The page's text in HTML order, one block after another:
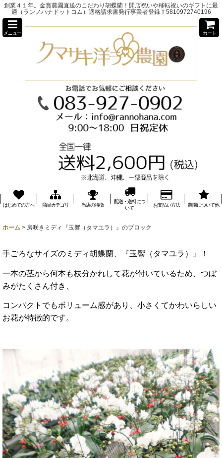
創業４１年。金賞農園直送のこだわり胡蝶蘭！開店祝いや移転祝いのギフトに最
適（ランノハナドットコム）適格請求書発行事業者登録Ｔ5810972740196
メニュー カート
はじめての方へ 商品カテゴリ 当店の特徴
配送・送料につ
いて
お支払い方法 農園について他
ホーム > 房咲きミディ『玉響（タマユラ）』のブロック
手ごろなサイズのミディ胡蝶蘭、『玉響（タマユラ）』！
一本の茎から何本も枝分かれして花が付いているため、つぼ
みがたくさん付き、
コンパクトでもボリューム感があり、小さくてかわいらしい
お花が特徴的です。